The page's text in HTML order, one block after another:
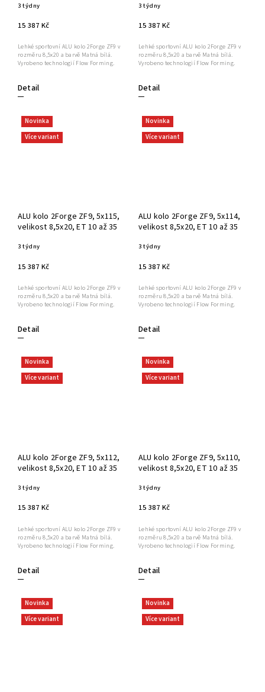
3 týdny
15 387 Kč
Detail
Lehké sportovní ALU kolo 2Forge ZF9 v
rozměru 8,5x20 a barvě Matná bílá.
Vyrobeno technologií Flow Forming.
3 týdny
15 387 Kč
Detail
Lehké sportovní ALU kolo 2Forge ZF9 v
rozměru 8,5x20 a barvě Matná bílá.
Vyrobeno technologií Flow Forming.
Novinka
Více variant
ALU kolo 2Forge ZF9, 5x115,
velikost 8,5x20, ET 10 až 35
3 týdny
15 387 Kč
Detail
Lehké sportovní ALU kolo 2Forge ZF9 v
rozměru 8,5x20 a barvě Matná bílá.
Vyrobeno technologií Flow Forming.
Novinka
Více variant
ALU kolo 2Forge ZF9, 5x114,
velikost 8,5x20, ET 10 až 35
3 týdny
15 387 Kč
Detail
Lehké sportovní ALU kolo 2Forge ZF9 v
rozměru 8,5x20 a barvě Matná bílá.
Vyrobeno technologií Flow Forming.
Novinka
Více variant
ALU kolo 2Forge ZF9, 5x112,
velikost 8,5x20, ET 10 až 35
3 týdny
15 387 Kč
Detail
Lehké sportovní ALU kolo 2Forge ZF9 v
rozměru 8,5x20 a barvě Matná bílá.
Vyrobeno technologií Flow Forming.
Novinka
Více variant
ALU kolo 2Forge ZF9, 5x110,
velikost 8,5x20, ET 10 až 35
3 týdny
15 387 Kč
Detail
Lehké sportovní ALU kolo 2Forge ZF9 v
rozměru 8,5x20 a barvě Matná bílá.
Vyrobeno technologií Flow Forming.
Novinka
Více variant
Novinka
Více variant